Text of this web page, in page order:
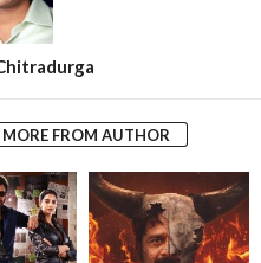
MORE FROM AUTHOR